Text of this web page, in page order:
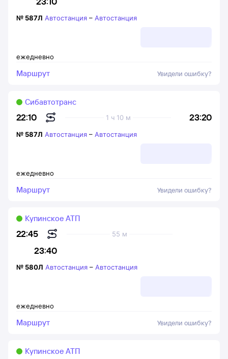
ежедневно
№ 587Л Автостанция – Автостанция
Маршрут Увидели ошибку?
22:10 23:20
1 ч 10 м
Сибавтотранс
ежедневно
№ 587Л Автостанция – Автостанция
Маршрут Увидели ошибку?
22:45
23:40
55 м
Купинское АТП
ежедневно
№ 580Л Автостанция – Автостанция
Маршрут Увидели ошибку?
Купинское АТП